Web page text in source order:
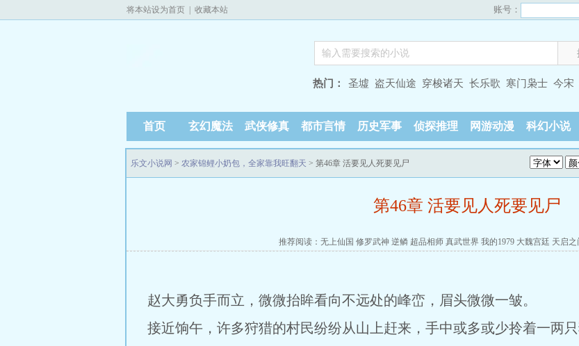
将本站设为首页 收藏本站 账号：
热门： 圣墟 盗天仙途 穿梭诸天 长乐歌 寒门枭士 今宋
首页 玄幻魔法 武侠修真 都市言情 历史军事 侦探推理 网游动漫 科幻小说
乐文小说网 > 农家锦鲤小奶包，全家靠我旺翻天 > 第46章 活要见人死要见尸
第46章 活要见人死要见尸
推荐阅读： 无上仙国 修罗武神 逆鳞 超品相师 真武世界 我的1979 大魏宫廷 天启之
赵大勇负手而立，微微抬眸看向不远处的峰峦，眉头微微一皱。
接近饷午，许多狩猎的村民纷纷从山上赶来，手中或多或少拎着一两